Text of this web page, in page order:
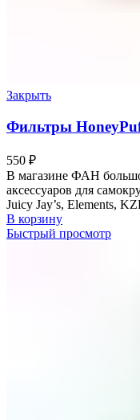
Закрыть
Фильтры
550 ₽
В магазине ФАН
аксессуаров для
Juicy Jay’s, Elements,
В корзину
Быстрый просмотр